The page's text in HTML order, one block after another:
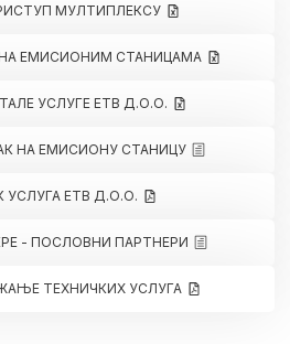
МУЛТИПЛЕКСУ
ЕМИСИОНИМ СТАНИЦАМА
УСЛУГЕ ЕТВ Д.О.О.
НА ЕМИСИОНУ СТАНИЦУ
УСЛУГА ЕТВ Д.О.О.
- ПОСЛОВНИ ПАРТНЕРИ
ТЕХНИЧКИХ УСЛУГА